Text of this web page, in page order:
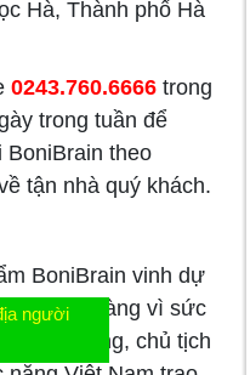
Hà, Thành phố Hà
0243.760.6666 trong
trong tuần để
theo
tận nhà quý khách.
BoniBrain vinh dự
phẩm vàng vì sức
Trần Đáng, chủ tịch
người